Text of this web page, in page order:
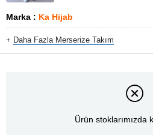
Marka : Ka Hijab
+ Daha Fazla Merserize Takım
Ürün stoklarımızda